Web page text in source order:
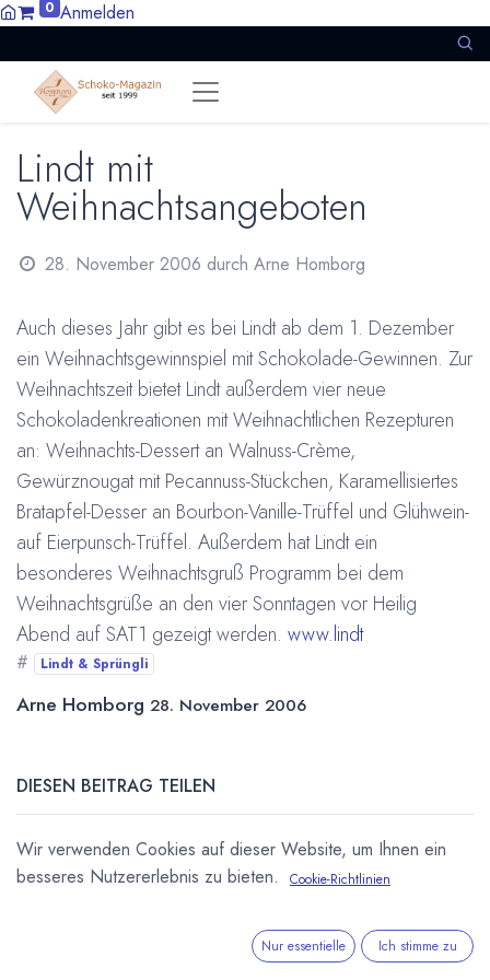
0 Anmelden
Lindt mit
Weihnachtsangeboten
28. November 2006 durch Arne Homborg
Auch dieses Jahr gibt es bei Lindt ab dem 1. Dezember
ein Weihnachtsgewinnspiel mit Schokolade-Gewinnen. Zur
Weihnachtszeit bietet Lindt außerdem vier neue
Schokoladenkreationen mit Weihnachtlichen Rezepturen
an: Weihnachts-Dessert an Walnuss-Crème,
Gewürznougat mit Pecannuss-Stückchen, Karamellisiertes
Bratapfel-Desser an Bourbon-Vanille-Trüffel und Glühwein-
auf Eierpunsch-Trüffel. Außerdem hat Lindt ein
besonderes Weihnachtsgruß Programm bei dem
Weihnachtsgrüße an den vier Sonntagen vor Heilig
Abend auf SAT1 gezeigt werden. www.lindt
# Lindt & Sprüngli
Arne Homborg 28. November 2006
DIESEN BEITRAG TEILEN
Wir verwenden Cookies auf dieser Website, um Ihnen ein
besseres Nutzererlebnis zu bieten.
Cookie-Richtlinien
Nur essentielle Ich stimme zu